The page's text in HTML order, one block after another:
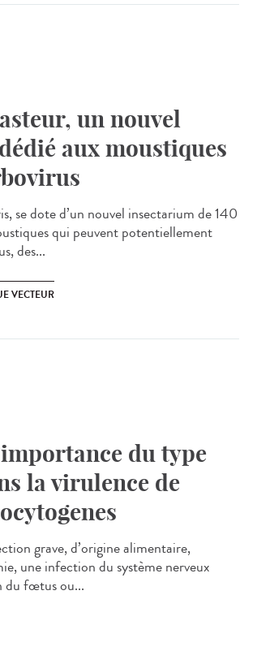
un nouvel
aux moustiques
se dote d’un nouvel insectarium de 140
qui peuvent potentiellement
des...
VECTEUR
du type
la virulence de
grave, d’origine alimentaire,
une infection du système nerveux
du fœtus ou...